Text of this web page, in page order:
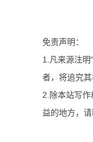
免责声明：
1.凡来源注明
者，将追究其
2.除本站写
益的地方，